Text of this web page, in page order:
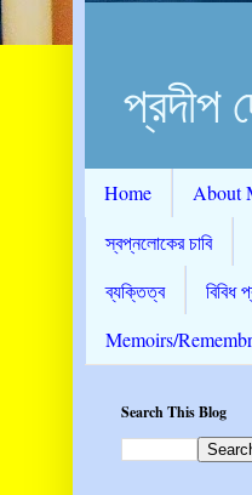
প্রদীপ
Home About
স্বপ্নলোকের চাবি
ব্যক্তিত্ব
বিবিধ
Memoirs/
Search This Blog